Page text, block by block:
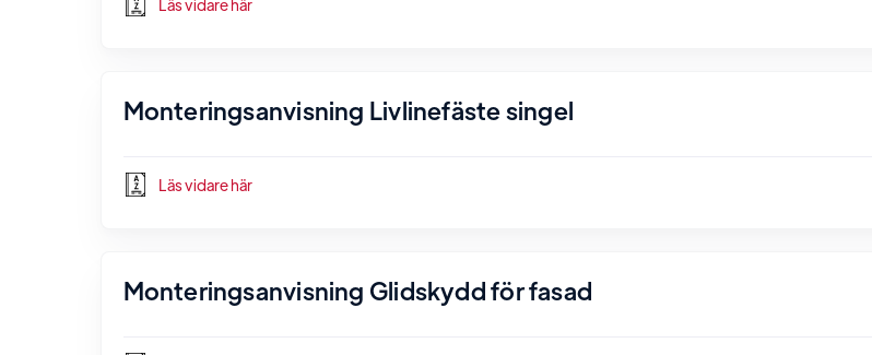
Läs vidare här
Monteringsanvisning Livlinefäste singel
Läs vidare här
Monteringsanvisning Glidskydd för fasad